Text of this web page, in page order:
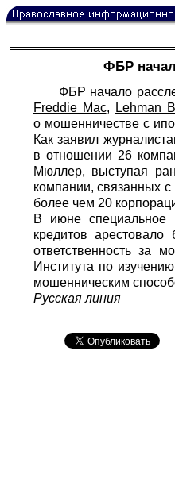
ФБР
ФБР начало
Freddie Mac, Lehman
о мошенничестве с
Как заявил
в отношении 26
Мюллер, выступая
компании, связанных
более чем 20
В июне специальное
кредитов
ответственность за
Института по
мошенническим
Русская линия